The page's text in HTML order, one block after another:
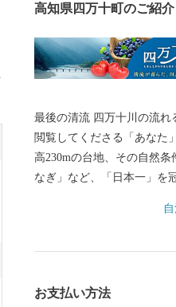
高知県四万十町のご紹介
最後の清流 四万十川の流れるまち 四万十町
閲覧してくださる「あなた
高230mの台地、その自然
なぎ」など、「日本一」を
が評価され、首都圏にも販
をとおして、四万十町の魅
お支払い方法